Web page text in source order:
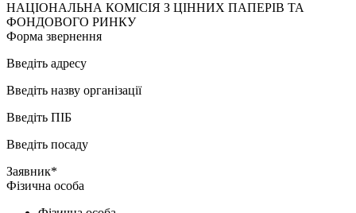
НАЦІОНАЛЬНА КОМІСІЯ З ЦІННИХ ПАПЕРІВ ТА
ФОНДОВОГО РИНКУ
Форма звернення
Введіть адресу
Введіть назву організації
Введіть ПІБ
Введіть посаду
Заявник*
Фізична особа